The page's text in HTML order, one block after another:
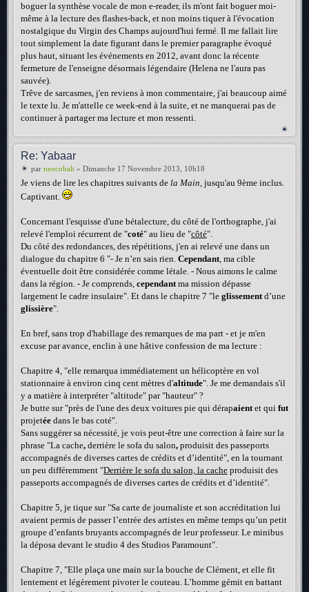
boguer la synthèse vocale de mon e-reader, ils m'ont fait boguer moi-
même à la lecture des flashes-back, et non moins tiquer à l'évocation
nostalgique du Virgin des Champs aujourd'hui fermé. Il me fallait lire
tout simplement la date figurant dans le premier paragraphe évoqué
plus haut, situant les événements en 2012, avant donc la récente
fermeture de l'enseigne désormais légendaire (Helena ne l'aura pas
sauvée).
Trêve de sarcasmes, j'en reviens à mon commentaire, j'ai beaucoup aimé
le texte lu. Je m'attelle ce week-end à la suite, et ne manquerai pas de
continuer à partager ma lecture et mon ressenti.
Re: Yabaar
par neocobalt » Dimanche 17 Novembre 2013, 10h18
Je viens de lire les chapitres suivants de la Main, jusqu'au 9ème inclus.
Captivant.
Concernant l'esquisse d'une bétalecture, du côté de l'orthographe, j'ai
relevé l'emploi récurrent de "coté" au lieu de "côté".
Du côté des redondances, des répétitions, j'en ai relevé une dans un
dialogue du chapitre 6 "- Je n’en sais rien. Cependant, ma cible
éventuelle doit être considérée comme létale. - Nous aimons le calme
dans la région. - Je comprends, cependantma mission dépasse
largement le cadre insulaire". Et dans le chapitre 7 "le glissementd’une
glissière".
En bref, sans trop d'habillage des remarques de ma part - et je m'en
excuse par avance, enclin à une hâtive confession de ma lecture :
Chapitre 4, "elle remarqua immédiatement un hélicoptère en vol
stationnaire à environ cinq cent mètres d'altitude". Je me demandais s'il
y a matière à interpréter "altitude" par "hauteur" ?
Je butte sur "près de l'une des deux voitures pie qui dérapaientet qui fut
projetée dans le bas coté".
Sans suggérer sa nécessité, je vois peut-être une correction à faire sur la
phrase "La cache, derrière le sofa du salon, produisit des passeports
accompagnés de diverses cartes de crédits et d’identité", en la tournant
un peu différemment "Derrière le sofa du salon, la cache produisit des
passeports accompagnés de diverses cartes de crédits et d’identité".
Chapitre 5, je tique sur "Sa carte de journaliste et son accréditation lui
avaient permis de passer l’entrée des artistes en même temps qu’un petit
groupe d’enfants bruyants accompagnés de leur professeur. Le minibus
la déposa devant le studio 4 des Studios Paramount".
Chapitre 7, "Elle plaça une main sur la bouche de Clément, et elle fit
lentement et légèrement pivoter le couteau. L’homme gémit en battant